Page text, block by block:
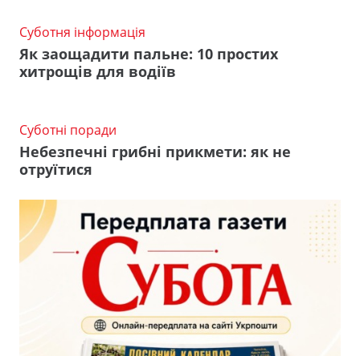
Суботня інформація
Як заощадити пальне: 10 простих
хитрощів для водіїв
Суботні поради
Небезпечні грибні прикмети: як не
отруїтися